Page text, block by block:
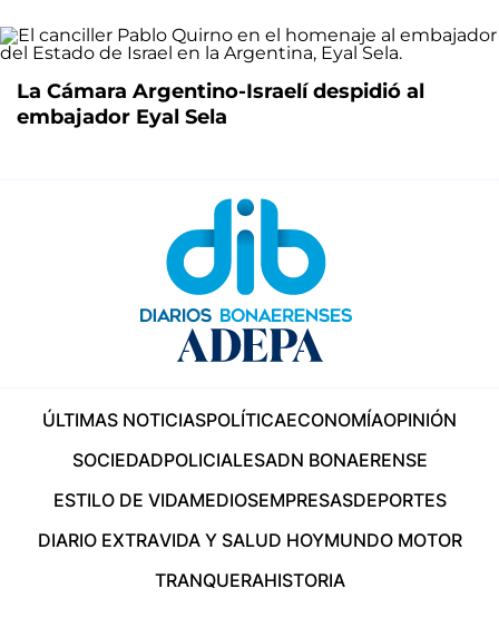
La Cámara Argentino-Israelí despidió al
embajador Eyal Sela
ÚLTIMAS NOTICIASPOLÍTICAECONOMÍAOPINIÓN
SOCIEDADPOLICIALESADN BONAERENSE
ESTILO DE VIDAMEDIOSEMPRESASDEPORTES
DIARIO EXTRAVIDA Y SALUD HOYMUNDO MOTOR
TRANQUERAHISTORIA